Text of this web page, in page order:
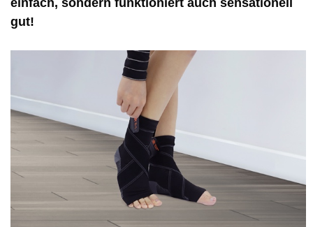
einfach, sondern funktioniert auch sensationell
gut!